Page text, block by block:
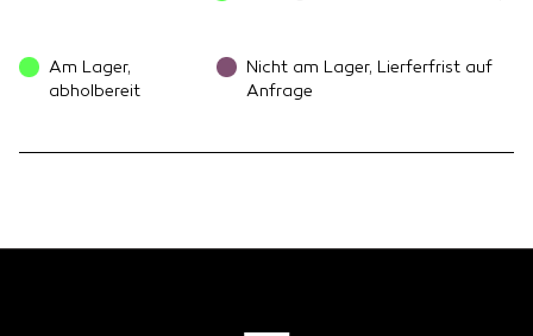
Am Lager,
abholbereit
Nicht am Lager, Lierferfrist auf
Anfrage